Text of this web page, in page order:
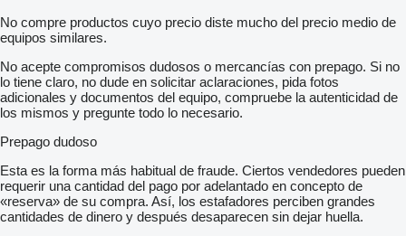
No compre productos cuyo precio diste mucho del precio medio de
equipos similares.
No acepte compromisos dudosos o mercancías con prepago. Si no
lo tiene claro, no dude en solicitar aclaraciones, pida fotos
adicionales y documentos del equipo, compruebe la autenticidad de
los mismos y pregunte todo lo necesario.
Prepago dudoso
Esta es la forma más habitual de fraude. Ciertos vendedores pueden
requerir una cantidad del pago por adelantado en concepto de
«reserva» de su compra. Así, los estafadores perciben grandes
cantidades de dinero y después desaparecen sin dejar huella.